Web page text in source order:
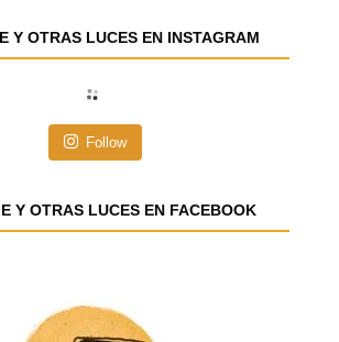
Y OTRAS LUCES EN INSTAGRAM
Follow
Y OTRAS LUCES EN FACEBOOK